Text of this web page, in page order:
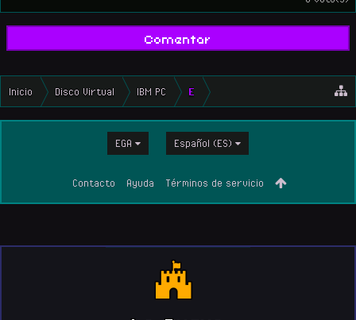
Comentar
Inicio Disco Virtual IBM PC E
EGA Español (ES)
Contacto Ayuda Términos de servicio